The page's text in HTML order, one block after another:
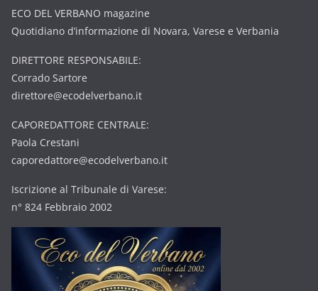
ECO DEL VERBANO magazine
Quotidiano d’informazione di Novara, Varese e Verbania
DIRETTORE RESPONSABILE:
Corrado Sartore
direttore@ecodelverbano.it
CAPOREDATTORE CENTRALE:
Paola Crestani
caporedattore@ecodelverbano.it
Iscrizione al Tribunale di Varese:
n° 824 Febbraio 2002